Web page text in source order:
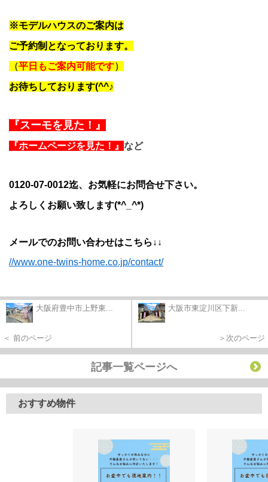
※モデルハウスのご案内は
ご予約制となっております。
（平日もご案内可能です）
お待ちしております(^^♪
『スーモを見た！』
『ホームページを見た！』 など
0120-07-0012迄、お気軽にお問合せ下さい。
よろしくお願い致します(*^_^*)
メールでのお問い合わせはこちら↓↓
//www.one-twins-home.co.jp/contact/
大阪府豊中市上野東...
＜ 前のページ
大阪市東淀川区下新...
＞次のページ
記事一覧ページへ
おすすめ物件